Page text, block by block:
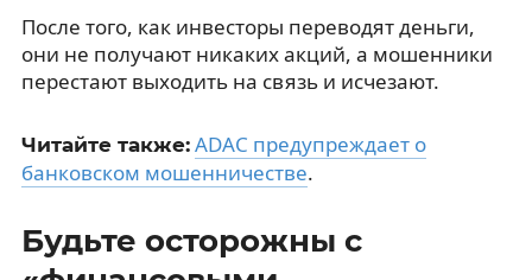
После того, как инвесторы переводят деньги,
они не получают никаких акций, а мошенники
перестают выходить на связь и исчезают.
Читайте также: ADAC предупреждает о
банковском мошенничестве.
Будьте осторожны с